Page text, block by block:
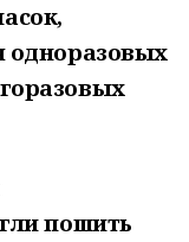
одноразовых
пошить